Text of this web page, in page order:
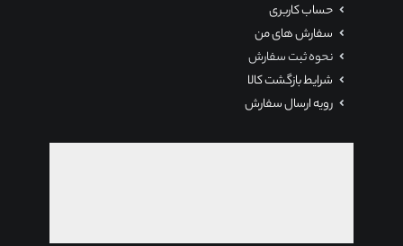
حساب کاربری
سفارش های من
نحوه ثبت سفارش
شرایط بازگشت کالا
رویه ارسال سفارش